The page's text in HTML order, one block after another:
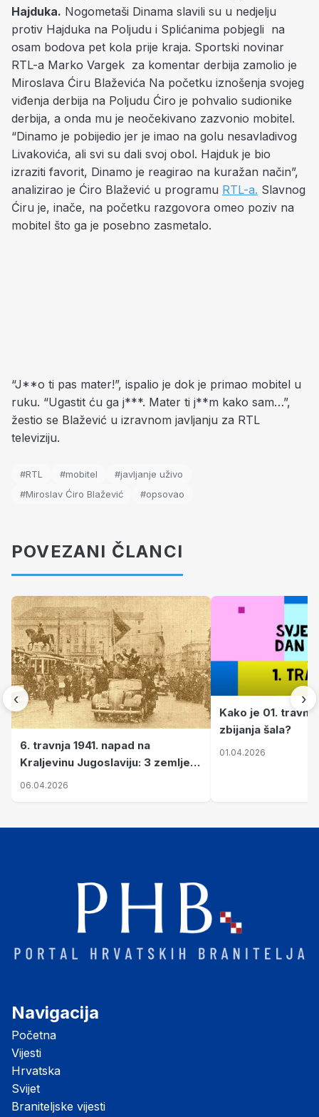
Hajduka. Nogometaši Dinama slavili su u nedjelju
protiv Hajduka na Poljudu i Splićanima pobjegli na
osam bodova pet kola prije kraja. Sportski novinar
RTL-a Marko Vargek za komentar derbija zamolio je
Miroslava Ćiru Blaževića Na početku iznošenja svojeg
viđenja derbija na Poljudu Ćiro je pohvalio sudionike
derbija, a onda mu je neočekivano zazvonio mobitel.
“Dinamo je pobijedio jer je imao na golu nesavladivog
Livakovića, ali svi su dali svoj obol. Hajduk je bio
izraziti favorit, Dinamo je reagirao na kuražan način”,
analizirao je Ćiro Blažević u programu RTL-a. Slavnog
Ćiru je, inače, na početku razgovora omeo poziv na
mobitel što ga je posebno zasmetalo.
“J**o ti pas mater!”, ispalio je dok je primao mobitel u
ruku. “Ugastit ću ga j***. Mater ti j**m kako sam…”,
žestio se Blažević u izravnom javljanju za RTL
televiziju.
#RTL #mobitel
#javljanje uživo
#Miroslav Ćiro Blažević
#opsovao
POVEZANI ČLANCI
‹
6. travnja 1941. napad na
Kraljevinu Jugoslaviju: 3 zemlje
nastale njenim raspadom
06.04.2026
Kako je 01.
zbijanja šala?
01.04.2026
›
Navigacija
Početna
Vijesti
Hrvatska
Svijet
Braniteljske vijesti